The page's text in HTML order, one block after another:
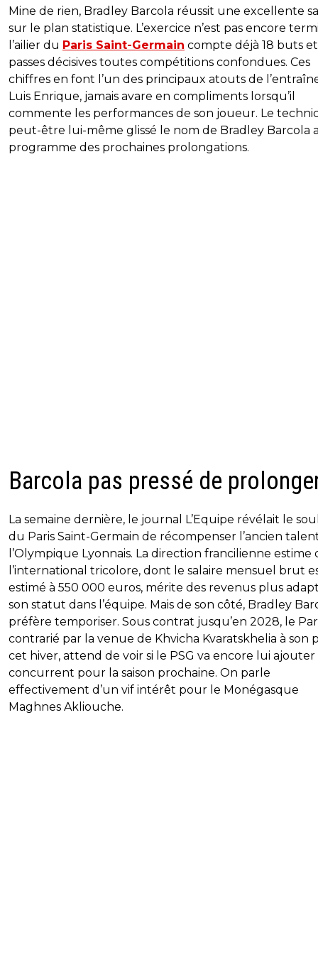
Mine de rien, Bradley Barcola réussit une excellente
sur le plan statistique. L’exercice n’est pas encore
l’ailier du Paris Saint-Germain compte déjà 18 buts et
passes décisives toutes compétitions confondues. Ces
chiffres en font l’un des principaux atouts de
Luis Enrique, jamais avare en compliments lorsqu’il
commente les performances de son joueur. Le
peut-être lui-même glissé le nom de Bradley Barcola
programme des prochaines prolongations.
Barcola pas pressé de
La semaine dernière, le journal L’Equipe révélait le
du Paris Saint-Germain de récompenser l’ancien
l’Olympique Lyonnais. La direction francilienne estime
l’international tricolore, dont le salaire mensuel brut
estimé à 550 000 euros, mérite des revenus plus
son statut dans l’équipe. Mais de son côté, Bradley
préfère temporiser. Sous contrat jusqu’en 2028, le
contrarié par la venue de Khvicha Kvaratskhelia à son
cet hiver, attend de voir si le PSG va encore lui
concurrent pour la saison prochaine. On parle
effectivement d’un vif intérêt pour le Monégasque
Maghnes Akliouche.